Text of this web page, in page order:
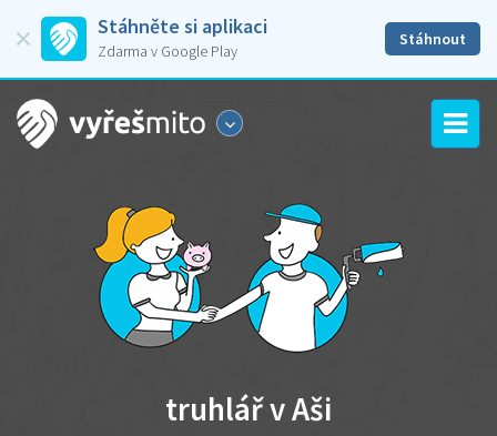
Stáhněte si aplikaci
Zdarma v Google Play
Stáhnout
truhlář v Aši